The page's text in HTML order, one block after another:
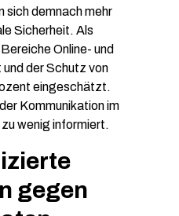
sich demnach mehr
Sicherheit. Als
Online- und
der Schutz von
eingeschätzt.
Kommunikation im
wenig informiert.
gegen